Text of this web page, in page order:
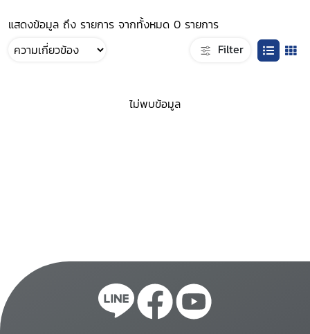
แสดงข้อมูล ถึง รายการ จากทั้งหมด 0 รายการ
Filter
ไม่พบข้อมูล